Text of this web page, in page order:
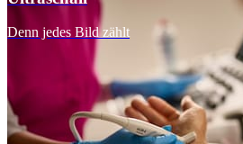
Denn jedes Bild zählt